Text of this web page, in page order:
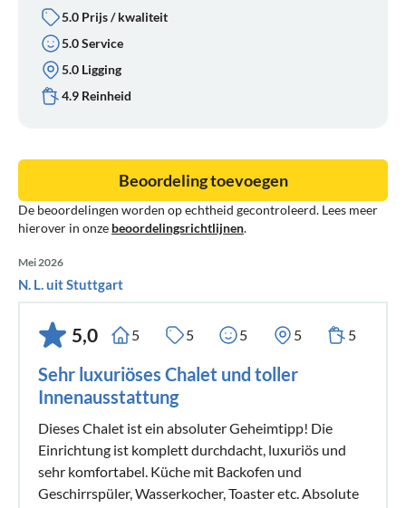
5.0 Prijs / kwaliteit
5.0 Service
5.0 Ligging
4.9 Reinheid
De beoordelingen worden op echtheid gecontroleerd. Lees meer
hierover in onze beoordelingsrichtlijnen.
Beoordeling toevoegen
Mei 2026
N. L. uit Stuttgart
5,0 5 5 5 5 5
Sehr luxuriöses Chalet und toller
Innenausstattung
Dieses Chalet ist ein absoluter Geheimtipp! Die
Einrichtung ist komplett durchdacht, luxuriös und
sehr komfortabel. Küche mit Backofen und
Geschirrspüler, Wasserkocher, Toaster etc. Absolute